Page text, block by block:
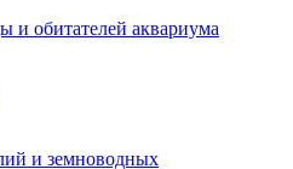
и обитателей аквариума
и земноводных